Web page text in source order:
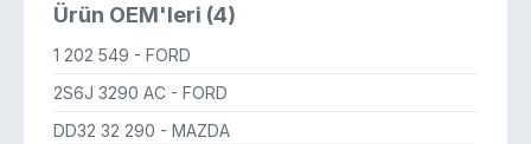
Ürün OEM'leri (4)
1 202 549 - FORD
2S6J 3290 AC - FORD
DD32 32 290 - MAZDA